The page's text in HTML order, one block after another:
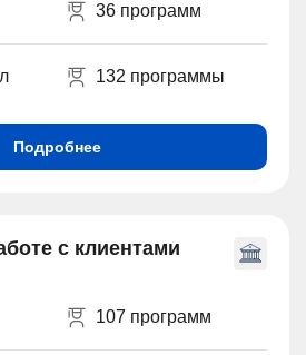
36 программ
132 программы
Подробнее
с клиентами
107 программ